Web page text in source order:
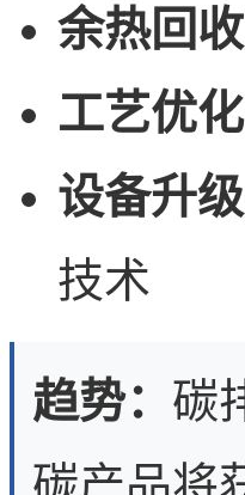
余热回收
工艺优化
设备升级
技术
趋势： 碳